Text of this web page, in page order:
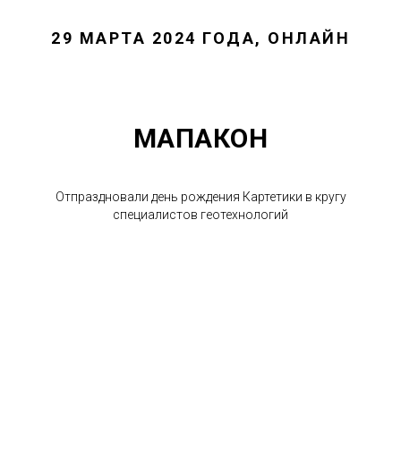
29 МАРТА 2024 ГОДА, ОНЛАЙН
МАПАКОН
Отпраздновали день рождения Картетики в кругу
специалистов геотехнологий